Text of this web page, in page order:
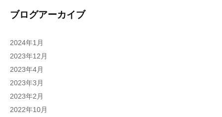
ブログアーカイブ
2024年1月
2023年12月
2023年4月
2023年3月
2023年2月
2022年10月